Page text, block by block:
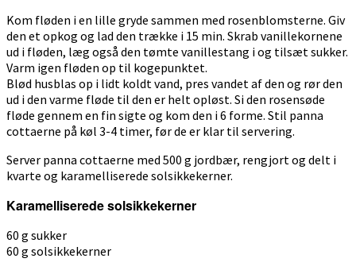
Kom fløden i en lille gryde sammen med rosenblomsterne. Giv
den et opkog og lad den trække i 15 min. Skrab vanillekornene
ud i fløden, læg også den tømte vanillestang i og tilsæt sukker.
Varm igen fløden op til kogepunktet.
Blød husblas op i lidt koldt vand, pres vandet af den og rør den
ud i den varme fløde til den er helt opløst. Si den rosensøde
fløde gennem en fin sigte og kom den i 6 forme. Stil panna
cottaerne på køl 3-4 timer, før de er klar til servering.
Server panna cottaerne med 500 g jordbær, rengjort og delt i
kvarte og karamelliserede solsikkekerner.
Karamelliserede solsikkekerner
60 g sukker
60 g solsikkekerner